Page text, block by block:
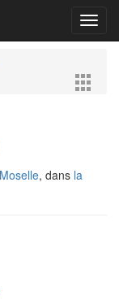
, dans la